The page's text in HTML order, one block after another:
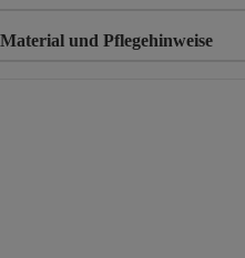
Material und Pflegehinweise